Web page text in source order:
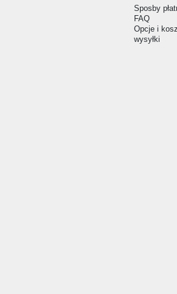
Sposby
FAQ
Opcje i
wysyłki